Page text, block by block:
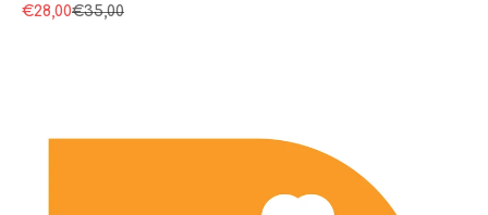
Τιμή πώλησης
€28,00Κανονική τιμή
€35,00